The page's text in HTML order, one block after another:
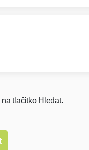
tlačítko Hledat.